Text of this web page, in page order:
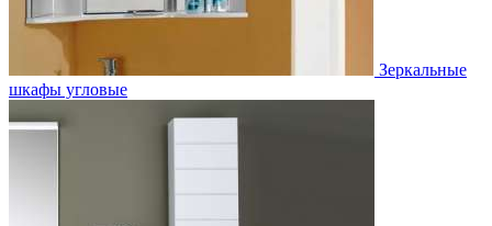
Зеркальные
шкафы угловые